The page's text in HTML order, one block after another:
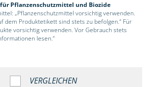
Pflanzenschutzmittel und Biozide
„Pflanzenschutzmittel vorsichtig verwenden.
dem Produktetikett sind stets zu befolgen.“ Für
vorsichtig verwenden. Vor Gebrauch stets
lesen.“
VERGLEICHEN